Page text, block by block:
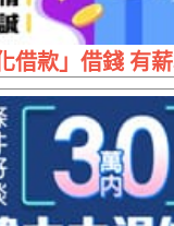
妻經營 來電即
借款」借錢 有